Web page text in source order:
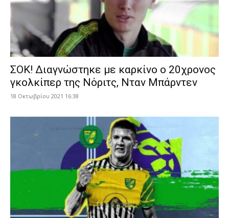
ΣΟΚ! Διαγνώστηκε με καρκίνο ο 20χρονος
γκολκίπερ της Νόριτς, Νταν Μπάρντεν
18 Οκτωβρίου 2021 16:38